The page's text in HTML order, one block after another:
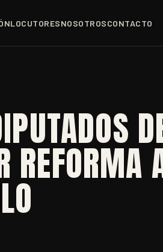
LOCUTORESNOSOTROSCONTACTO
REFORMA